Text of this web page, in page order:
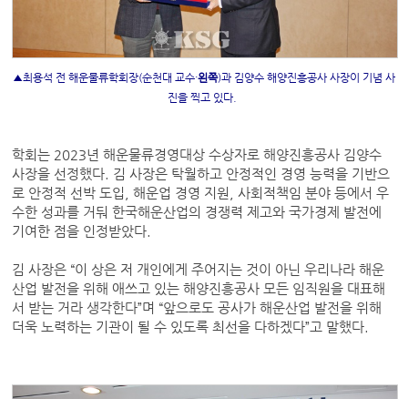
▲최용석 전 해운물류학회장(순천대 교수·왼쪽)과 김양수 해양진흥공사 사장이 기념 사
진을 찍고 있다.
학회는 2023년 해운물류경영대상 수상자로 해양진흥공사 김양수
사장을 선정했다. 김 사장은 탁월하고 안정적인 경영 능력을 기반으
로 안정적 선박 도입, 해운업 경영 지원, 사회적책임 분야 등에서 우
수한 성과를 거둬 한국해운산업의 경쟁력 제고와 국가경제 발전에
기여한 점을 인정받았다.
김 사장은 “이 상은 저 개인에게 주어지는 것이 아닌 우리나라 해운
산업 발전을 위해 애쓰고 있는 해양진흥공사 모든 임직원을 대표해
서 받는 거라 생각한다”며 “앞으로도 공사가 해운산업 발전을 위해
더욱 노력하는 기관이 될 수 있도록 최선을 다하겠다”고 말했다.